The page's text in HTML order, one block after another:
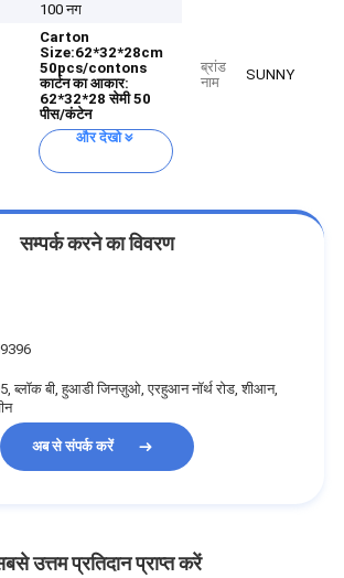
100 नग
Carton
Size:62*32*28cm
50pcs/contons
कार्टन का आकार:
62*32*28 सेमी 50
पीस/कंटेन
ब्रांड
नाम
SUNNY
और देखो
सम्पर्क करने का विवरण
ब्लॉक बी, हुआडी जिनज़ुओ, एरहुआन नॉर्थ रोड, शीआन,
अब से संपर्क करें
उत्तम प्रतिदान प्राप्त करें